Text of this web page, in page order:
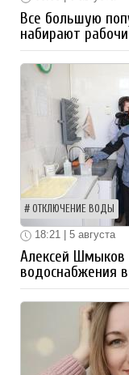
Все большую
набирают
ОТКЛЮЧЕНИЕ ВОДЫ
18:21 | 5 августа
Алексей Шмыков
водоснабжения